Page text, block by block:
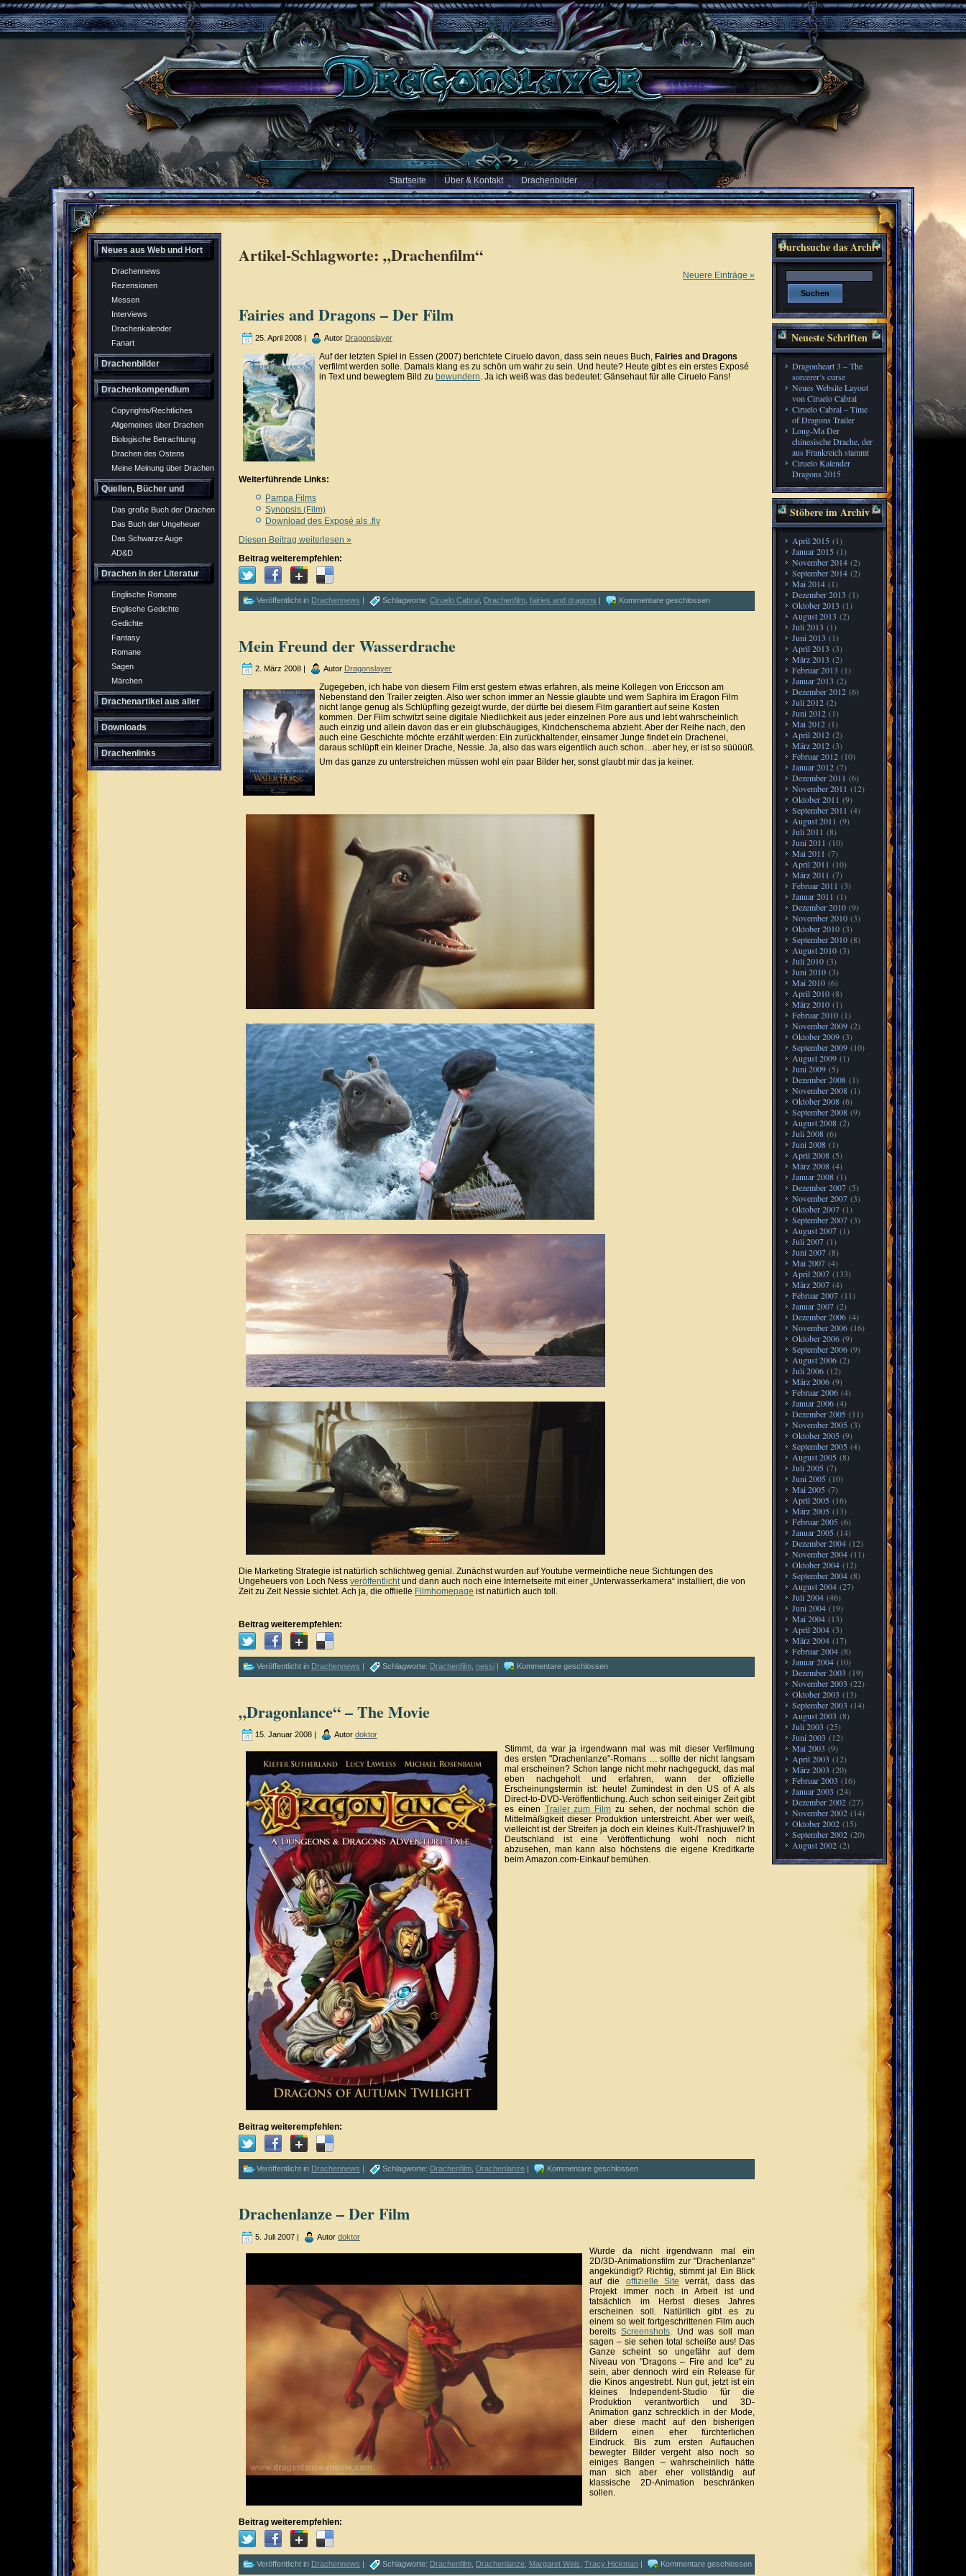
Startseite Über & Kontakt Drachenbilder
Neues aus Web und Hort
Drachennews
Rezensionen
Messen
Interviews
Drachenkalender
Fanart
Drachenbilder
Drachenkompendium
Copyrights/Rechtliches
Allgemeines über Drachen
Biologische Betrachtung
Drachen des Ostens
Meine Meinung über Drachen
Quellen, Bücher und
Rollenspiel
Das große Buch der Drachen
Das Buch der Ungeheuer
Das Schwarze Auge
AD&D
Drachen in der Literatur
Englische Romane
Englische Gedichte
Gedichte
Fantasy
Romane
Sagen
Märchen
Drachenartikel aus aller
Welt
Downloads
Drachenlinks
Artikel-Schlagworte: „Drachenfilm“
Neuere Einträge »
Fairies and Dragons – Der Film
25. April 2008 | Autor Dragonslayer
Auf der letzten Spiel in Essen (2007) berichtete Ciruelo davon, dass sein neues Buch, Fairies and Dragons
verfilmt werden solle. Damals klang es zu schön um wahr zu sein. Und heute? Heute gibt es ein erstes Exposé
in Text und bewegtem Bild zu bewundern . Ja ich weiß was das bedeutet: Gänsehaut für alle Ciruelo Fans!
Weiterführende Links:
Pampa Films
Synopsis (Film)
Download des Exposé als .flv
Diesen Beitrag weiterlesen »
Beitrag weiterempfehlen:
Veröffentlicht in Drachennews Schlagworte: Ciruelo Cabral Drachenfilm fairies and dragons Kommentare geschlossen
Mein Freund der Wasserdrache
2. März 2008 | Autor Dragonslayer
Zugegeben, ich habe von diesem Film erst gestern etwas erfahren, als meine Kollegen von Ericcson am
Nebenstand den Trailer zeigten. Also wer schon immer an Nessie glaubte und wem Saphira im Eragon Film
nicht lange genug als Schlüpfling gezeigt wurde, der dürfte bei diesem Film garantiert auf seine Kosten
kommen. Der Film schwitzt seine digitale Niedlichkeit aus jeder einzelnen Pore aus und lebt wahrscheinlich
auch einzig und allein davon das er ein glubschäugiges, Kindchenschema abzieht. Aber der Reihe nach, den
auch eine Geschichte möchte erzählt werden: Ein zurückhaltender, einsamer Junge findet ein Drachenei,
daraus schlüpft ein kleiner Drache, Nessie. Ja, also das wars eigentlich auch schon…aber hey, er ist so süüüüß.
Um das ganze zu unterstreichen müssen wohl ein paar Bilder her, sonst glaubt mir das ja keiner.
Die Marketing Strategie ist natürlich schlichtweg genial. Zunächst wurden auf Youtube vermeintliche neue Sichtungen des
Ungeheuers von Loch Ness veröffentlichtund dann auch noch eine Internetseite mit einer „Unterwasserkamera“ installiert, die von
Zeit zu Zeit Nessie sichtet. Ach ja, die offiielle Filmhomepage ist natürlich auch toll.
Beitrag weiterempfehlen:
Veröffentlicht in Drachennews | Schlagworte: Drachenfilm nessi | Kommentare geschlossen
„Dragonlance“ – The Movie
15. Januar 2008 | Autor doktor
Stimmt, da war ja irgendwann mal was mit dieser Verfilmung
des ersten "Drachenlanze"-Romans … sollte der nicht langsam
mal erscheinen? Schon lange nicht mehr nachgeguckt, das mal
eben nachgeholt und erfahren, wann der offizielle
Erscheinungstermin ist: heute! Zumindest in den US of A als
Direct-to-DVD-Veröffentlichung. Auch schon seit einiger Zeit gibt
es einen Trailer zum Film zu sehen, der nochmal schön die
Mittelmäßigkeit dieser Produktion unterstreicht. Aber wer weiß,
vielleicht ist der Streifen ja doch ein kleines Kult-/Trashjuwel? In
Deutschland ist eine Veröffentlichung wohl noch nicht
abzusehen, man kann also höchstens die eigene Kreditkarte
beim Amazon.com-Einkauf bemühen.
Beitrag weiterempfehlen:
Veröffentlicht in Drachennews | Schlagworte: Drachenfilm Drachenlanze | Kommentare geschlossen
Drachenlanze – Der Film
5. Juli 2007 | Autor doktor
Wurde da nicht irgendwann mal ein
2D/3D-Animationsfilm zur "Drachenlanze"
angekündigt? Richtig, stimmt ja! Ein Blick
auf die offizielle Site verrät, dass das
Projekt immer noch in Arbeit ist und
tatsächlich im Herbst dieses Jahres
erscheinen soll. Natürllich gibt es zu
einem so weit fortgeschrittenen Film auch
bereits Screenshots. Und was soll man
sagen – sie sehen total scheiße aus! Das
Ganze scheint so ungefähr auf dem
Niveau von "Dragons – Fire and Ice" zu
sein, aber dennoch wird ein Release für
die Kinos angestrebt. Nun gut, jetzt ist ein
kleines Independent-Studio für die
Produktion verantwortlich und 3D-
Animation ganz schrecklich in der Mode,
aber diese macht auf den bisherigen
Bildern einen eher fürchterlichen
Eindruck. Bis zum ersten Auftauchen
bewegter Bilder vergeht also noch so
einiges Bangen – wahrscheinlich hätte
man sich aber eher vollständig auf
klassische 2D-Animation beschränken
sollen.
Beitrag weiterempfehlen:
Veröffentlicht in Drachennews | Schlagworte: Drachenfilm Drachenlanze Margaret Weis Tracy Hickman | Kommentare geschlossen
Durchsuche das Archiv
Neueste Schriften
Dragonheart 3 – The
sorcerer’s curse
Neues Website Layout
von Ciruelo Cabral
Ciruelo Cabral – Time
of Dragons Trailer
Long-Ma Der
chinesische Drache, der
aus Frankreich stammt
Ciruelo Kalender
Dragons 2015
Stöbere im Archiv
April 2015 (1)
Januar 2015 (1)
November 2014 (2)
September 2014 (2)
Mai 2014 (1)
Dezember 2013 (1)
Oktober 2013 (1)
August 2013 (2)
Juli 2013 (1)
Juni 2013 (1)
April 2013 (3)
März 2013 (2)
Februar 2013 (1)
Januar 2013 (2)
Dezember 2012 (6)
Juli 2012 (2)
Juni 2012 (1)
Mai 2012 (1)
April 2012 (2)
März 2012 (3)
Februar 2012 (10)
Januar 2012 (7)
Dezember 2011 (6)
November 2011 (12)
Oktober 2011 (9)
September 2011 (4)
August 2011 (9)
Juli 2011 (8)
Juni 2011 (10)
Mai 2011 (7)
April 2011 (10)
März 2011 (7)
Februar 2011 (3)
Januar 2011 (1)
Dezember 2010 (9)
November 2010 (3)
Oktober 2010 (3)
September 2010 (8)
August 2010 (3)
Juli 2010 (3)
Juni 2010 (3)
Mai 2010 (6)
April 2010 (8)
März 2010 (1)
Februar 2010 (1)
November 2009 (2)
Oktober 2009 (3)
September 2009 (10)
August 2009 (1)
Juni 2009 (5)
Dezember 2008 (1)
November 2008 (1)
Oktober 2008 (6)
September 2008 (9)
August 2008 (2)
Juli 2008 (6)
Juni 2008 (1)
April 2008 (5)
März 2008 (4)
Januar 2008 (1)
Dezember 2007 (5)
November 2007 (3)
Oktober 2007 (1)
September 2007 (3)
August 2007 (1)
Juli 2007 (1)
Juni 2007 (8)
Mai 2007 (4)
April 2007 (133)
März 2007 (4)
Februar 2007 (11)
Januar 2007 (2)
Dezember 2006 (4)
November 2006 (16)
Oktober 2006 (9)
September 2006 (9)
August 2006 (2)
Juli 2006 (12)
März 2006 (9)
Februar 2006 (4)
Januar 2006 (4)
Dezember 2005 (11)
November 2005 (3)
Oktober 2005 (9)
September 2005 (4)
August 2005 (8)
Juli 2005 (7)
Juni 2005 (10)
Mai 2005 (7)
April 2005 (16)
März 2005 (13)
Februar 2005 (6)
Januar 2005 (14)
Dezember 2004 (12)
November 2004 (11)
Oktober 2004 (12)
September 2004 (8)
August 2004 (27)
Juli 2004 (46)
Juni 2004 (19)
Mai 2004 (13)
April 2004 (3)
März 2004 (17)
Februar 2004 (8)
Januar 2004 (10)
Dezember 2003 (19)
November 2003 (22)
Oktober 2003 (13)
September 2003 (14)
August 2003 (8)
Juli 2003 (25)
Juni 2003 (12)
Mai 2003 (9)
April 2003 (12)
März 2003 (20)
Februar 2003 (16)
Januar 2003 (24)
Dezember 2002 (27)
November 2002 (14)
Oktober 2002 (15)
September 2002 (20)
August 2002 (2)